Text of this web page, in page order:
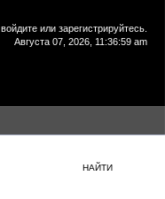
войдите или зарегистрируйтесь
Августа 07, 2026, 11:36:59 am
НАЙТИ